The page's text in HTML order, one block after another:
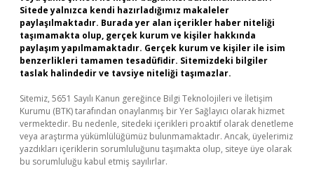
Sitede yalnızca kendi hazırladığımız makaleler
paylaşılmaktadır. Burada yer alan içerikler haber niteliği
taşımamakta olup, gerçek kurum ve kişiler hakkında
paylaşım yapılmamaktadır. Gerçek kurum ve kişiler ile isim
benzerlikleri tamamen tesadüfidir. Sitemizdeki bilgiler
taslak halindedir ve tavsiye niteliği taşımazlar.
Sitemiz, 5651 Sayılı Kanun gereğince Bilgi Teknolojileri ve İletişim
Kurumu (BTK) tarafından onaylanmış bir Yer Sağlayıcı olarak hizmet
vermektedir. Bu nedenle, sitedeki içerikleri proaktif olarak denetleme
veya araştırma yükümlülüğümüz bulunmamaktadır. Ancak, üyelerimiz
yazdıkları içeriklerin sorumluluğunu taşımakta olup, siteye üye olarak
bu sorumluluğu kabul etmiş sayılırlar.